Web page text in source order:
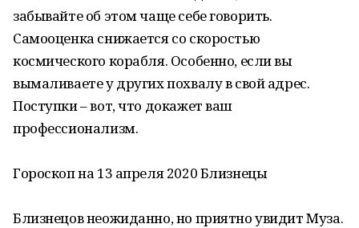
забывайте об этом чаще себе говорить.
Самооценка снижается со скоростью
космического корабля. Особенно, если вы
вымаливаете у других похвалу в свой адрес.
Поступки – вот, что докажет ваш
профессионализм.
Гороскоп на 13 апреля 2020 Близнецы
Близнецов неожиданно, но приятно увидит Муза.